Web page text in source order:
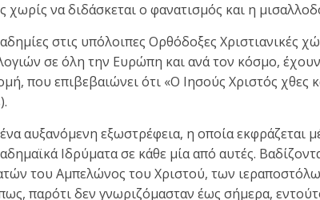
χωρίς να διδάσκεται ο φανατισμός και η
στις υπόλοιπες Ορθόδοξες Χριστιανικές
σε όλη την Ευρώπη και ανά τον κόσμο,
που επιβεβαιώνει ότι «Ο Ιησούς Χριστός χθες
αυξανόμενη εξωστρέφεια, η οποία εκφράζεται
Ιδρύματα σε κάθε μία από αυτές.
του Αμπελώνος του Χριστού, των
παρότι δεν γνωριζόμασταν έως σήμερα,